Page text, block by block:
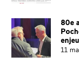
80e
11